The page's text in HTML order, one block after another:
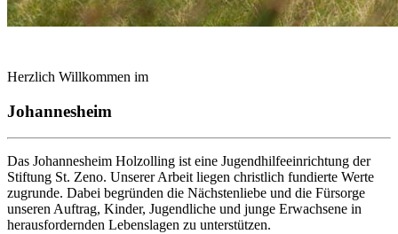
Herzlich Willkommen im
Johannesheim
Das Johannesheim Holzolling ist eine Jugendhilfeeinrichtung der
Stiftung St. Zeno. Unserer Arbeit liegen christlich fundierte Werte
zugrunde. Dabei begründen die Nächstenliebe und die Fürsorge
unseren Auftrag, Kinder, Jugendliche und junge Erwachsene in
herausfordernden Lebenslagen zu unterstützen.